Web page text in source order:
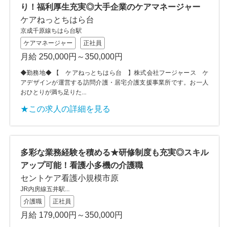
り！福利厚生充実◎大手企業のケアマネージャー
ケアねっとちはら台
京成千原線ちはら台駅
ケアマネージャー
正社員
月給 250,000円～350,000円
◆勤務地◆ 【 ケアねっとちはら台 】株式会社フージャース ケ
アデザインが運営する訪問介護・居宅介護支援事業所です。お一人
おひとりが満ち足りた...
★この求人の詳細を見る
多彩な業務経験を積める★研修制度も充実◎スキル
アップ可能！看護小多機の介護職
セントケア看護小規模市原
JR内房線五井駅...
介護職
正社員
月給 179,000円～350,000円